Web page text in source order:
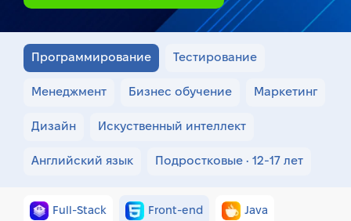
Программирование Тестирование
Менеджмент Бизнес обучение Маркетинг
Дизайн Искуственный интеллект
Английский язык Подростковые • 12-17 лет
Full-Stack Front-end Java